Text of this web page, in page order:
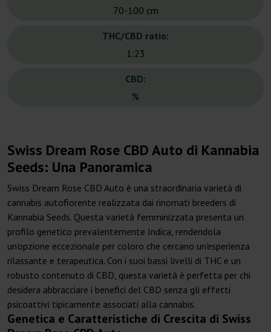
70-100 cm
THC/CBD ratio:
1:23
CBD:
%
Swiss Dream Rose CBD Auto di Kannabia
Seeds: Una Panoramica
Swiss Dream Rose CBD Auto è una straordinaria varietà di
cannabis autofiorente realizzata dai rinomati breeders di
Kannabia Seeds. Questa varietà femminizzata presenta un
profilo genetico prevalentemente Indica, rendendola
un'opzione eccezionale per coloro che cercano un'esperienza
rilassante e terapeutica. Con i suoi bassi livelli di THC e un
robusto contenuto di CBD, questa varietà è perfetta per chi
desidera abbracciare i benefici del CBD senza gli effetti
psicoattivi tipicamente associati alla cannabis.
Genetica e Caratteristiche di Crescita di Swiss